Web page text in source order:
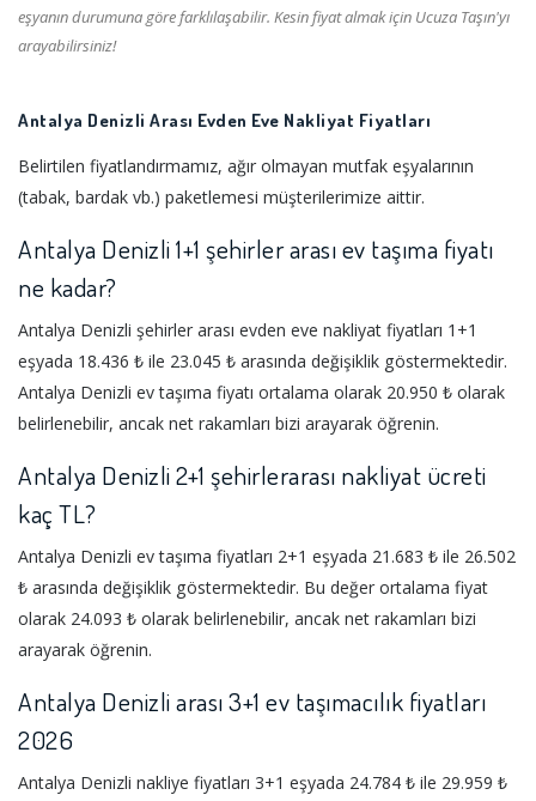
eşyanın durumuna göre farklılaşabilir. Kesin fiyat almak için Ucuza Taşın'yı
arayabilirsiniz!
Antalya Denizli Arası Evden Eve Nakliyat Fiyatları
Belirtilen fiyatlandırmamız, ağır olmayan mutfak eşyalarının
(tabak, bardak vb.) paketlemesi müşterilerimize aittir.
Antalya Denizli 1+1 şehirler arası ev taşıma fiyatı
ne kadar?
Antalya Denizli şehirler arası evden eve nakliyat fiyatları 1+1
eşyada 18.436 ₺ ile 23.045 ₺ arasında değişiklik göstermektedir.
Antalya Denizli ev taşıma fiyatı ortalama olarak 20.950 ₺ olarak
belirlenebilir, ancak net rakamları bizi arayarak öğrenin.
Antalya Denizli 2+1 şehirlerarası nakliyat ücreti
kaç TL?
Antalya Denizli ev taşıma fiyatları 2+1 eşyada 21.683 ₺ ile 26.502
₺ arasında değişiklik göstermektedir. Bu değer ortalama fiyat
olarak 24.093 ₺ olarak belirlenebilir, ancak net rakamları bizi
arayarak öğrenin.
Antalya Denizli arası 3+1 ev taşımacılık fiyatları
2026
Antalya Denizli nakliye fiyatları 3+1 eşyada 24.784 ₺ ile 29.959 ₺